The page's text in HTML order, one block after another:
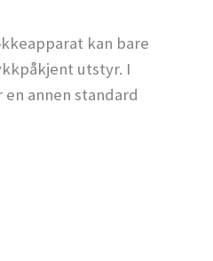
kan bare
utstyr. I
annen standard